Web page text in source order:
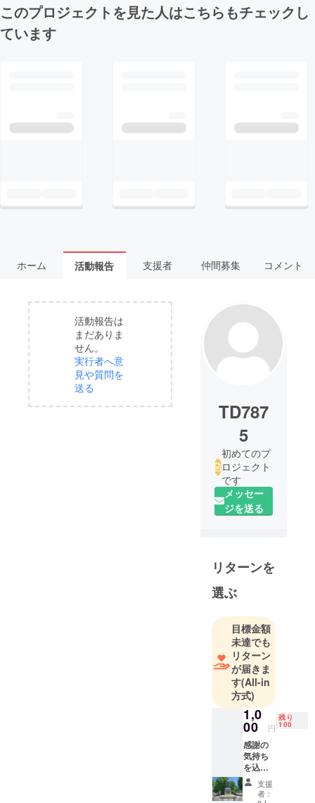
このプロジェクトを見た人はこちらもチェックし
ています
ホーム 活動報告 支援者 仲間募集 コメント
活動報告は
まだありま
せん。
実行者へ意
見や質問を
送る
TD787
5
初めてのプ
ロジェクト
です
メッセー
ジを送る
リターンを
選ぶ
目標金額
未達でも
リターン
が届きま
す(All-in
方式)
1,0
00 円
残り
100
感謝の
気持ち
を込め
て、施
工前と
支援
者：